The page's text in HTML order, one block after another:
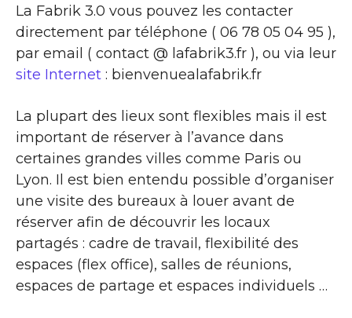
La Fabrik 3.0 vous pouvez les contacter
directement par téléphone ( 06 78 05 04 95 ),
par email ( contact @ lafabrik3.fr ), ou via leur
site Internet : bienvenuealafabrik.fr
La plupart des lieux sont flexibles mais il est
important de réserver à l’avance dans
certaines grandes villes comme Paris ou
Lyon. Il est bien entendu possible d’organiser
une visite des bureaux à louer avant de
réserver afin de découvrir les locaux
partagés : cadre de travail, flexibilité des
espaces (flex office), salles de réunions,
espaces de partage et espaces individuels …